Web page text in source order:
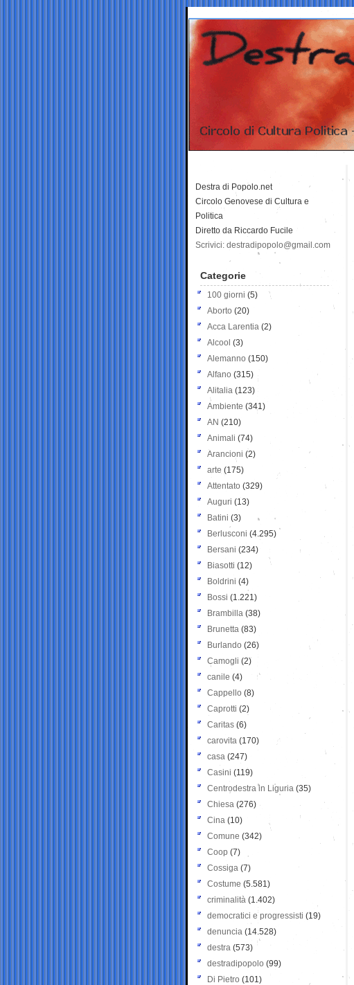
Destra di Popolo.net
Circolo Genovese di Cultura e
Politica
Diretto da Riccardo Fucile
Scrivici: destradipopolo@gmail.com
Categorie
100 giorni (5)
Aborto (20)
Acca Larentia (2)
Alcool (3)
Alemanno (150)
Alfano (315)
Alitalia (123)
Ambiente (341)
AN (210)
Animali (74)
Arancioni (2)
arte (175)
Attentato (329)
Auguri (13)
Batini (3)
Berlusconi (4.295)
Bersani (234)
Biasotti (12)
Boldrini (4)
Bossi (1.221)
Brambilla (38)
Brunetta (83)
Burlando (26)
Camogli (2)
canile (4)
Cappello (8)
Caprotti (2)
Caritas (6)
carovita (170)
casa (247)
Casini (119)
Centrodestra in Liguria (35)
Chiesa (276)
Cina (10)
Comune (342)
Coop (7)
Cossiga (7)
Costume (5.581)
criminalità (1.402)
democratici e progressisti (19)
denuncia (14.528)
destra (573)
destradipopolo (99)
Di Pietro (101)